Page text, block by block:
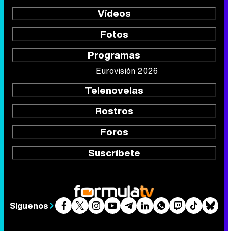
Vídeos
Fotos
Programas
Eurovisión 2026
Telenovelas
Rostros
Foros
Suscríbete
Síguenos